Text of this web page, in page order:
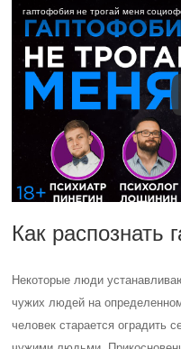
гаптофобия не трогай меня
Как распознать
Некоторые люди
чужих людей на
человек старается оградить